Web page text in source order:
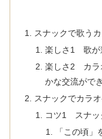
スナックで歌う
楽しさ1 歌が
楽しさ2 カラ
かな交流がで
スナックでカラ
コツ1 スナッ
「この頃」